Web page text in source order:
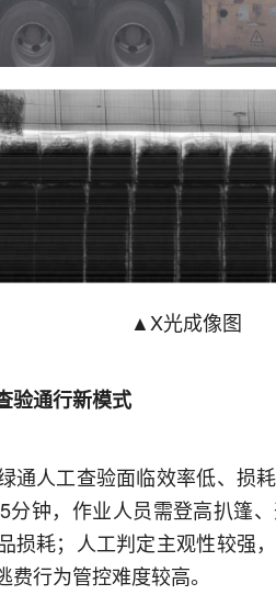
▲X光成像图
验通行新模式
通人工查验面临效率低、损
分钟，作业人员需登高扒篷
损耗；人工判定主观性较强
行为管控难度较高。